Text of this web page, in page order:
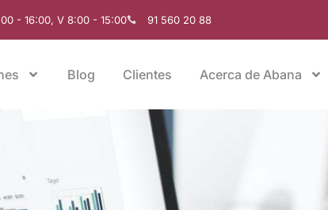
- 16:00, V 8:00 - 15:00 91 560 20 88
Blog Clientes Acerca de Abana